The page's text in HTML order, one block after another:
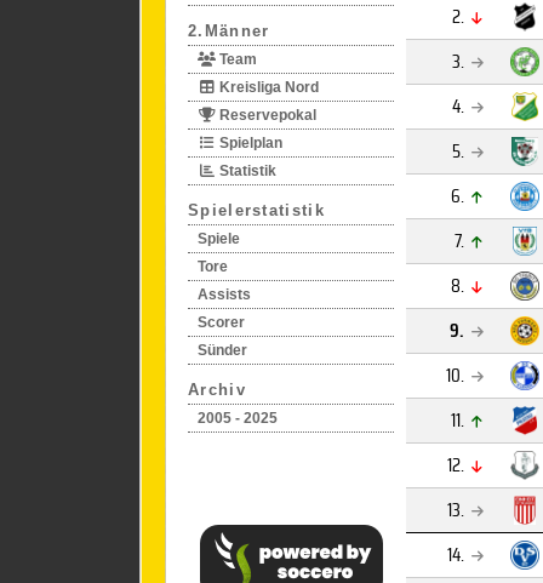
2.Männer
Team
Kreisliga Nord
Reservepokal
Spielplan
Statistik
Spielerstatistik
Spiele
Tore
Assists
Scorer
Sünder
Archiv
2005 - 2025
2.
3.
4.
5.
6.
7.
8.
9.
10.
11.
12.
13.
14.